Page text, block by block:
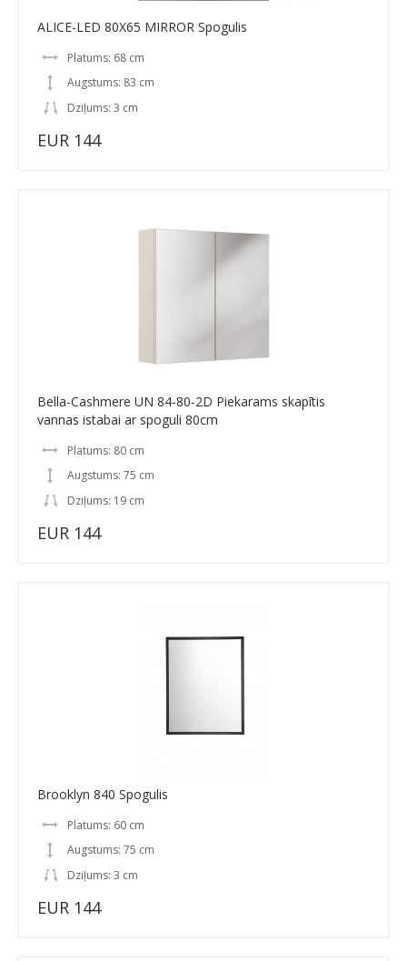
ALICE-LED 80X65 MIRROR Spogulis
Platums: 68 cm
Augstums: 83 cm
Dziļums: 3 cm
EUR 144
Bella-Cashmere UN 84-80-2D Piekarams skapītis
vannas istabai ar spoguli 80cm
Platums: 80 cm
Augstums: 75 cm
Dziļums: 19 cm
EUR 144
Brooklyn 840 Spogulis
Platums: 60 cm
Augstums: 75 cm
Dziļums: 3 cm
EUR 144